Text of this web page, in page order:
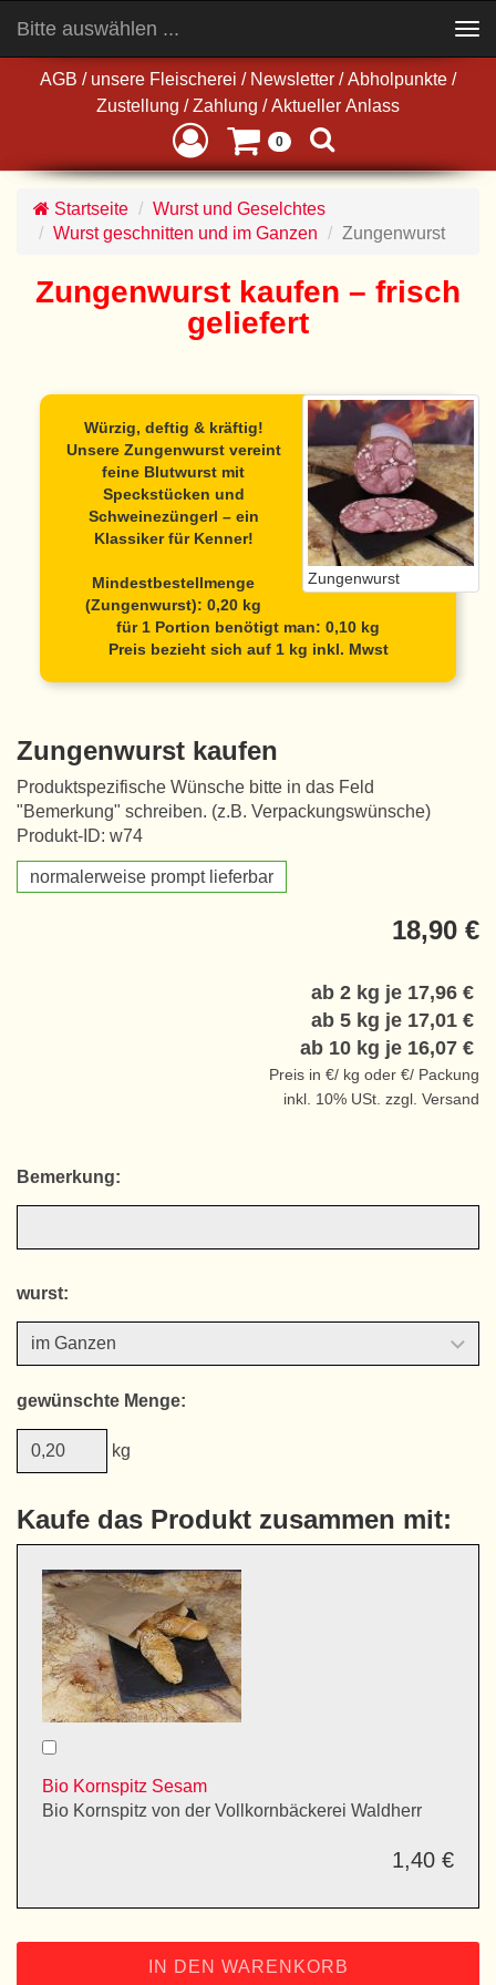
AGB / unsere Fleischerei / Newsletter / Abholpunkte /
Zustellung / Zahlung / Aktueller Anlass
0
Bitte auswählen ...
navigation
Startseite
Wurst und Geselchtes
Wurst geschnitten und im Ganzen
Zungenwurst
Zungenwurst kaufen – frisch
geliefert
Zungenwurst
Würzig, deftig & kräftig!
Unsere Zungenwurstvereint
feine Blutwurst mit
Speckstücken und
Schweinezüngerl – ein
Klassiker für Kenner!
Mindestbestellmenge
(Zungenwurst): 0,20 kg
für 1 Portion benötigt man: 0,10 kg
Preis bezieht sich auf 1 kg inkl. Mwst
Zungenwurst kaufen
Produktspezifische Wünsche bitte in das Feld
"Bemerkung" schreiben. (z.B. Verpackungswünsche)
Produkt-ID: w74
normalerweise prompt lieferbar
18,90 €
ab 2 kg je 17,96 €
ab 5 kg je 17,01 €
ab 10 kg je 16,07 €
Preis in €/ kg oder €/ Packung
inkl. 10% USt. zzgl. Versand
Bemerkung:
wurst:
gewünschte Menge:
kg
Kaufe das Produkt zusammen mit:
Bio Kornspitz Sesam
Bio Kornspitz von der Vollkornbäckerei Waldherr
1,40 €
IN DEN WARENKORB